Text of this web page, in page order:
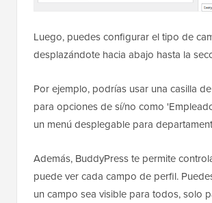
Luego, puedes configurar el tipo de
desplazándote hacia abajo hasta la
Por ejemplo, podrías usar una casilla
para opciones de sí/no como
un menú desplegable para
Además, BuddyPress te permite
puede ver cada campo de perfil.
un campo sea visible para todos, solo